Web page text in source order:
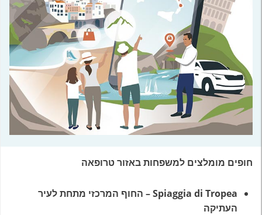
חופים מומלצים למשפחות באזור טרופאה
Spiaggia di Tropea – החוף המרכזי מתחת לעיר
העתיקה